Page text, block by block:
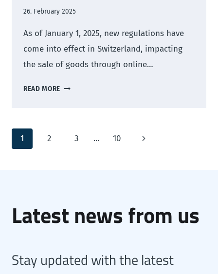
26. February 2025
As of January 1, 2025, new regulations have
come into effect in Switzerland, impacting
the sale of goods through online…
READ MORE NEW
SWITZERLAND
FROM
JANUARY
Page
navigation
1 2 3 … 10
Next
Latest news from us
Stay updated with the latest